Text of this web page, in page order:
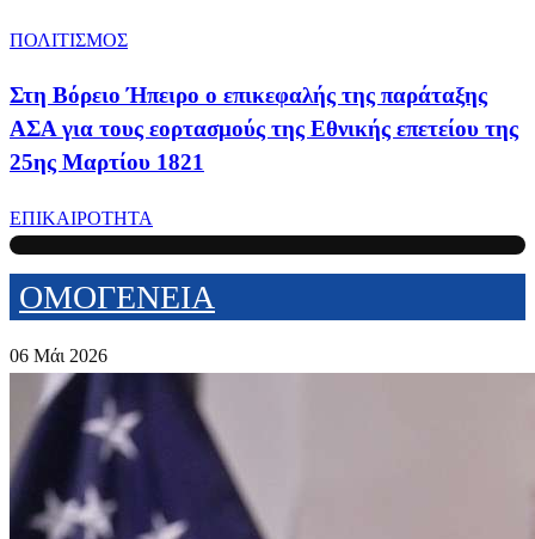
ΠΟΛΙΤΙΣΜΟΣ
Στη Βόρειο Ήπειρο ο επικεφαλής της παράταξης
ΑΣΑ για τους εορτασμούς της Εθνικής επετείου της
25ης Μαρτίου 1821
ΕΠΙΚΑΙΡΟΤΗΤΑ
ΟΜΟΓΕΝΕΙΑ
06 Μάι 2026